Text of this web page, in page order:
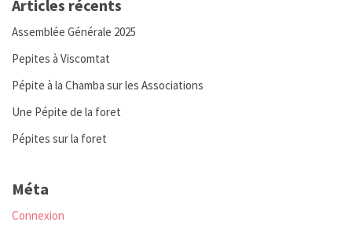
Articles récents
Assemblée Générale 2025
Pepites à Viscomtat
Pépite à la Chamba sur les Associations
Une Pépite de la foret
Pépites sur la foret
Méta
Connexion